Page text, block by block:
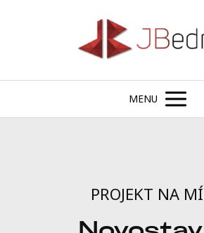
MENU
PROJEKT NA